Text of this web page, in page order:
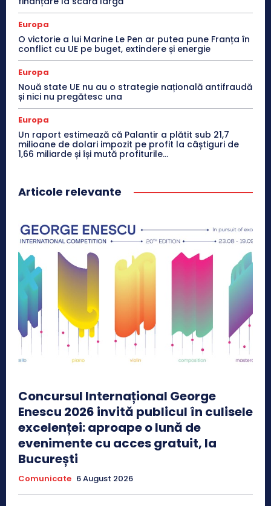
Europa
O victorie a lui Marine Le Pen ar putea pune Franța în
conflict cu UE pe buget, extindere și energie
Europa
Nouă state UE nu au o strategie națională antifraudă
și nici nu pregătesc una
Europa
Un raport estimează că Palantir a plătit sub 21,7
milioane de dolari impozit pe profit la câștiguri de
1,66 miliarde și își mută profiturile...
Articole relevante
Concursul Internațional George
Enescu 2026 invită publicul în culisele
excelenței: aproape o lună de
evenimente cu acces gratuit, la
București
Comunicate 6 August 2026